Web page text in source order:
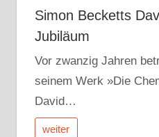
Simon Becketts
Jubiläum
Vor zwanzig Jahren
seinem Werk »Die
David…
weiter